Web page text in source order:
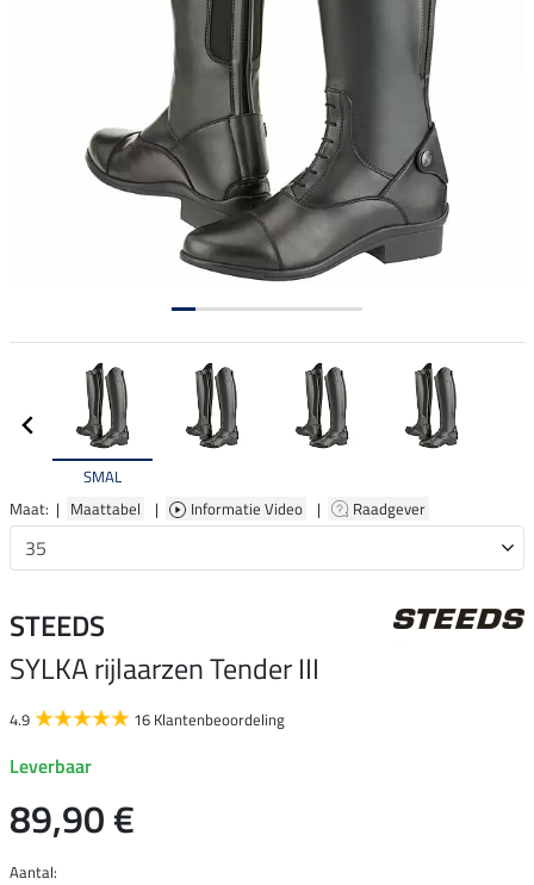
SMAL
Maat: | Maattabel | Informatie Video | Raadgever
STEEDS
SYLKA rijlaarzen Tender III
4.9 16 Klantenbeoordeling
Leverbaar
89,90 €
Aantal: